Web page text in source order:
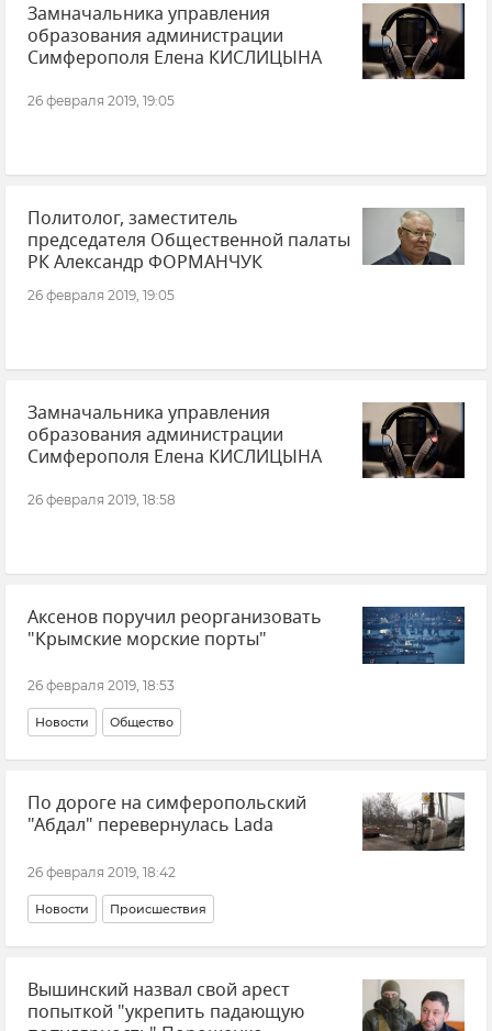
Замначальника управления
образования администрации
Симферополя Елена КИСЛИЦЫНА
26 февраля 2019, 19:05
Политолог, заместитель
председателя Общественной палаты
РК Александр ФОРМАНЧУК
26 февраля 2019, 19:05
Замначальника управления
образования администрации
Симферополя Елена КИСЛИЦЫНА
26 февраля 2019, 18:58
Аксенов поручил реорганизовать
"Крымские морские порты"
26 февраля 2019, 18:53
Новости Общество
По дороге на симферопольский
"Абдал" перевернулась Lada
26 февраля 2019, 18:42
Новости Происшествия
Вышинский назвал свой арест
попыткой "укрепить падающую